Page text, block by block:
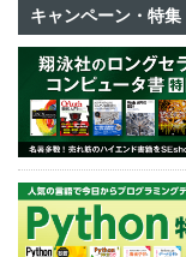
キャンペーン・特集